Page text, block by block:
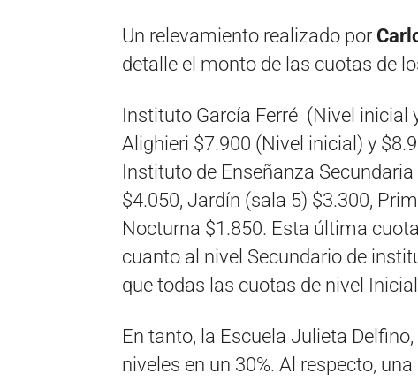
Un relevamiento realizado por
detalle el monto de las cuotas de
Instituto García Ferré (Nivel inicial
Alighieri $7.900 (Nivel inicial) y
Instituto de Enseñanza
$4.050, Jardín (sala 5) $3.300,
Nocturna $1.850. Esta última
cuanto al nivel Secundario de
que todas las cuotas de nivel
En tanto, la Escuela Julieta
niveles en un 30%. Al respecto,